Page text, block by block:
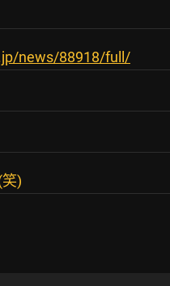
news/88918/full/
)